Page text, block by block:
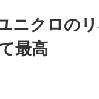
ニクロの
最高